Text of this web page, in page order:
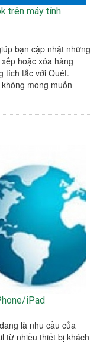
trên máy tính
bạn cập nhật những
hoặc xóa hàng
tích tắc với Quét.
mong muốn
iPad
là nhu cầu của
từ nhiều thiết bị khách